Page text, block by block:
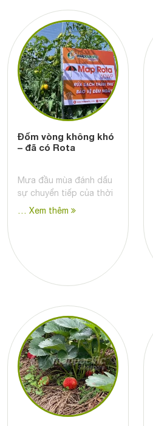
Đốm vòng không khó
– đã có Rota
Mưa đầu mùa đánh dấu
sự chuyển tiếp của thời
… Xem thêm